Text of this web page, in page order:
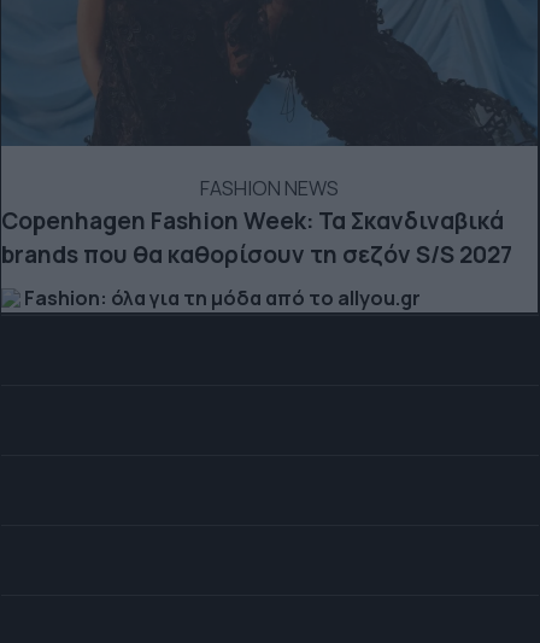
FASHION NEWS
Copenhagen Fashion Week: Τα Σκανδιναβικά
brands που θα καθορίσουν τη σεζόν S/S 2027
Fashion: όλα για τη μόδα από το allyou.gr